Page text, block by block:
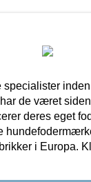
specialister
de været
deres eget
i Europa.